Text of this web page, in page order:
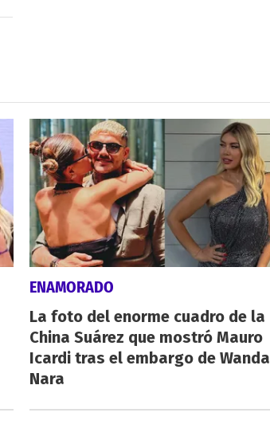
ENAMORADO
La foto del enorme cuadro de la
China Suárez que mostró Mauro
Icardi tras el embargo de Wanda
Nara